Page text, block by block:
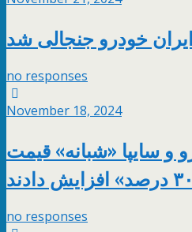
خودرو جنجالی شد
no responses
November 18, 2024
و سایپا «شبانه» قیمت
no responses